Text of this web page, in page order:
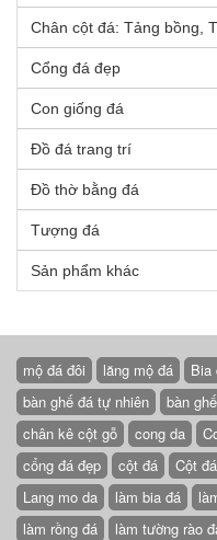
Chân cột đá: Tảng bồng,
Cổng đá đẹp
Con giống đá
Đồ đá trang trí
Đồ thờ bằng đá
Tượng đá
Sản phẩm khác
mộ đá đôi lăng mộ đá Bia
bàn ghế đá tự nhiên
bàn
chân kê cột gỗ
cong da
cổng đá đẹp
cột đá Cột
Lang mo da
làm bia đá
làm rồng đá
làm tường rào